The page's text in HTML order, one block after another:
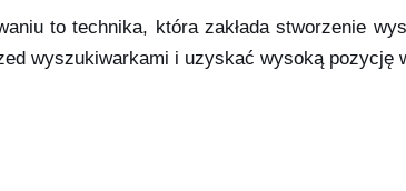
to technika, która zakłada stworzenie
wyszukiwarkami i uzyskać wysoką pozycję